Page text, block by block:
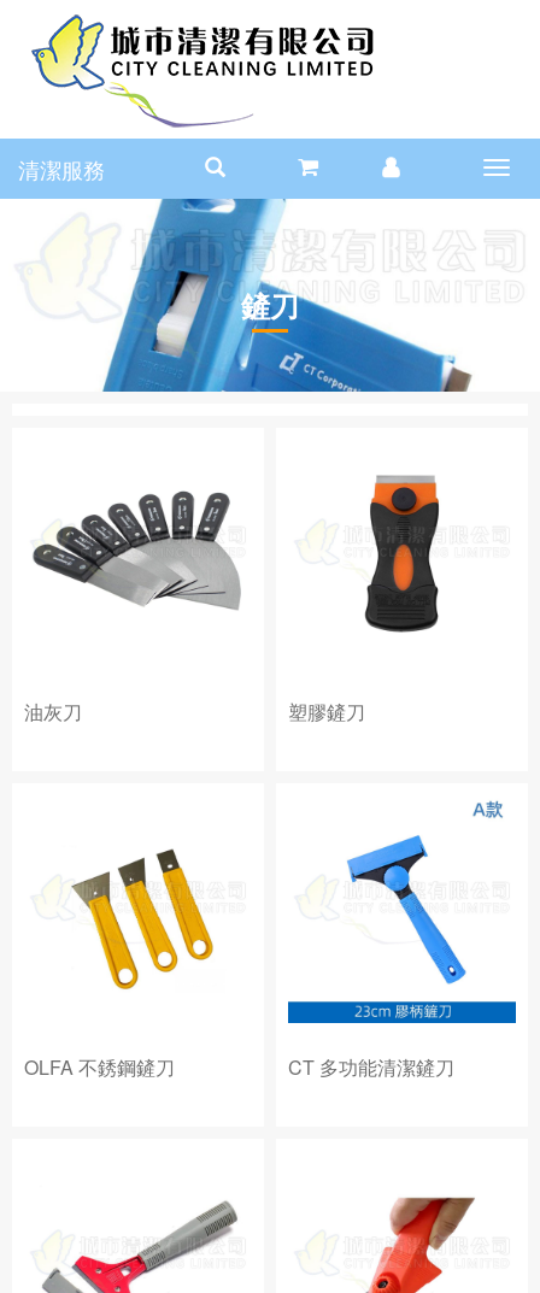
清潔服務
鏟刀
油灰刀 塑膠鏟刀
OLFA 不銹鋼鏟刀 CT 多功能清潔鏟刀